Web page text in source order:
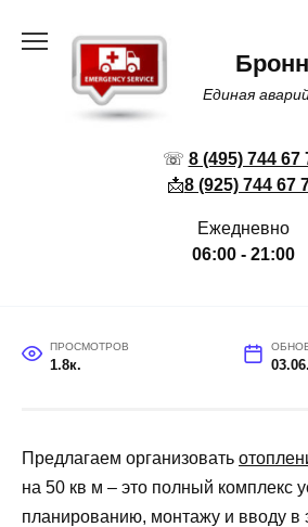
содержанию
Единая
☏ 8 (495) 744 67
📩8 (925) 744 67
Ежедневно
06:00 - 21:00
ПРОСМОТРОВ
1.8к.
Предлагаем организовать
на 50 кв м – это полный комплекс
планированию, монтажу и вводу в